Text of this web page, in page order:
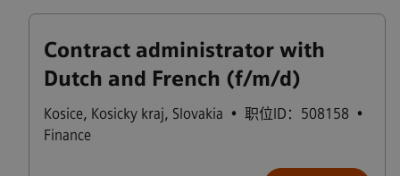
Contract administrator with
Dutch and French (f/m/d)
Kosice, Kosicky kraj, Slovakia • 职位ID：508158 •
Finance